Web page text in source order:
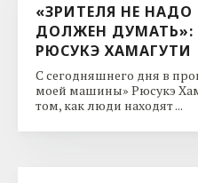
«ЗРИТЕЛЯ НЕ
ДОЛЖЕН ДУМАТЬ»:
РЮСУКЭ ХАМАГУТИ
С сегодняшнего дня в
моей машины» Рюсукэ
том, как люди находят ...